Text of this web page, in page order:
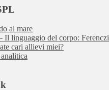
al mare
Il linguaggio del corpo:
cari allievi miei?